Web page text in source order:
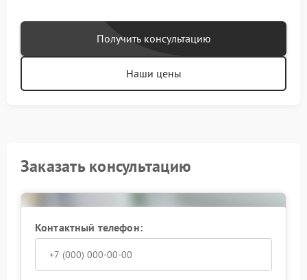
Получить консультацию
Наши цены
Заказать консультацию
Контактный телефон: